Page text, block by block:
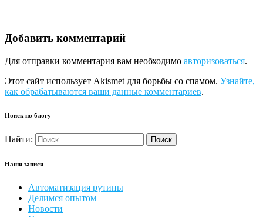
Добавить комментарий
Для отправки комментария вам необходимо авторизоваться.
Этот сайт использует Akismet для борьбы со спамом. Узнайте,
как обрабатываются ваши данные комментариев.
Поиск по блогу
Найти:
Наши записи
Автоматизация рутины
Делимся опытом
Новости